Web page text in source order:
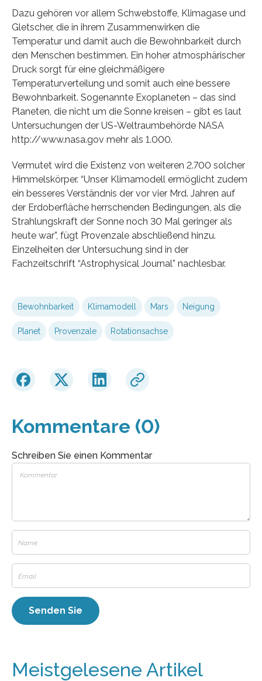
Dazu gehören vor allem Schwebstoffe, Klimagase und
Gletscher, die in ihrem Zusammenwirken die
Temperatur und damit auch die Bewohnbarkeit durch
den Menschen bestimmen. Ein hoher atmosphärischer
Druck sorgt für eine gleichmäßigere
Temperaturverteilung und somit auch eine bessere
Bewohnbarkeit. Sogenannte Exoplaneten – das sind
Planeten, die nicht um die Sonne kreisen – gibt es laut
Untersuchungen der US-Weltraumbehörde NASA
http://www.nasa.gov mehr als 1.000.
Vermutet wird die Existenz von weiteren 2.700 solcher
Himmelskörper. “Unser Klimamodell ermöglicht zudem
ein besseres Verständnis der vor vier Mrd. Jahren auf
der Erdoberfläche herrschenden Bedingungen, als die
Strahlungskraft der Sonne noch 30 Mal geringer als
heute war”, fügt Provenzale abschließend hinzu.
Einzelheiten der Untersuchung sind in der
Fachzeitschrift “Astrophysical Journal” nachlesbar.
Bewohnbarkeit Klimamodell Mars Neigung
Planet Provenzale Rotationsachse
Kommentare (0)
Schreiben Sie einen Kommentar
Meistgelesene Artikel